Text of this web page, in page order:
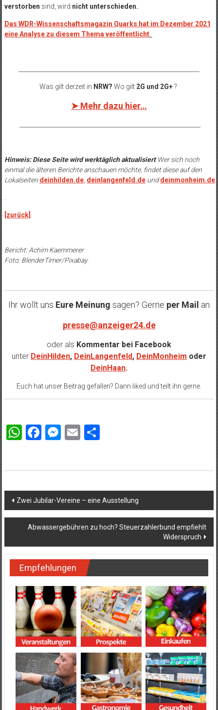
verstorben sind, wird nicht unterschieden.
Das WDR-Wissenschaftsmagazin Quarks hat im Dezember 2021
eine Analyse zu diesem Thema veröffentlicht.
Was gilt derzeit in NRW? Wo gilt 2G und 2G+?
➤ Mehr dazu hier…
Hinweis: Diese Seite wird werktäglich aktualisiert Wer sich noch
einmal die älteren Berichte anschauen möchte, findet diese auf den
Lokalseiten deinhilden.de, deinlangenfeld.deunddeinmonheim.de.
[zurück]
Bericht: Achim Kaemmerer
Foto: BlenderTimer/Pixabay
Ihr wollt uns Eure Meinung sagen? Gerne per Mail an
presse@anzeiger24.de
oder als Kommentar bei Facebook
unter DeinHilden, DeinLangenfeld, DeinMonheim oder
DeinHaan.
Euch hat unser Beitrag gefallen? Dann liked und teilt ihn gerne.
WhatsApp
Facebook
Messenger
EmailTeilen
Beitragsnavigation
Zwei Jubilar-Vereine – eine Ausstellung
Abwassergebühren zu hoch? Steuerzahlerbund empfiehlt
Widerspruch
Empfehlungen